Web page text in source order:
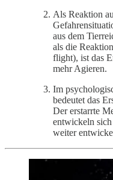
Als Reaktion
aus dem
als die
flight), ist das
mehr Agieren.
Im
bedeutet das
Der erstarrte
entwickeln
weiter